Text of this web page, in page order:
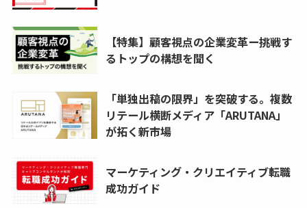
【特集】顧客視点の企業変革ー挑戦す
るトップの構想を聞く
「単独出稿の限界」を突破する。複数
リテール横断メディア「ARUTANA」
が拓く新市場
マーケティング・クリエイティブ転職
成功ガイド